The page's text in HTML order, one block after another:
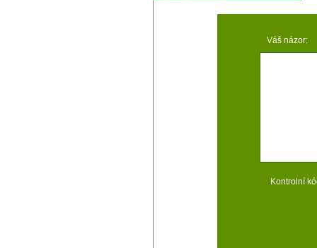
Váš názor:
Kontrolní